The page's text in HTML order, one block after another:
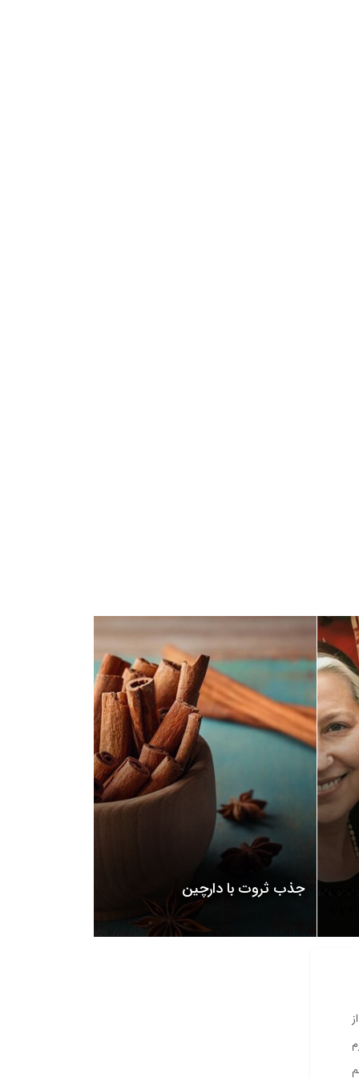
جذب ثروت با دارچین